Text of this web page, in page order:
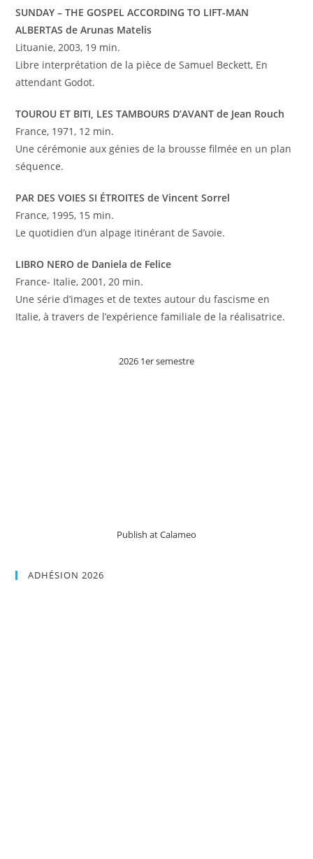
SUNDAY – THE GOSPEL ACCORDING TO LIFT-MAN
ALBERTAS de Arunas Matelis
Lituanie, 2003, 19 min.
Libre interprétation de la pièce de Samuel Beckett, En
attendant Godot.
TOUROU ET BITI, LES TAMBOURS D’AVANT de Jean Rouch
France, 1971, 12 min.
Une cérémonie aux génies de la brousse filmée en un plan
séquence.
PAR DES VOIES SI ÉTROITES de Vincent Sorrel
France, 1995, 15 min.
Le quotidien d’un alpage itinérant de Savoie.
LIBRO NERO de Daniela de Felice
France- Italie, 2001, 20 min.
Une série d’images et de textes autour du fascisme en
Italie, à travers de l’expérience familiale de la réalisatrice.
2026 1er semestre
Publish at Calameo
ADHÉSION 2026